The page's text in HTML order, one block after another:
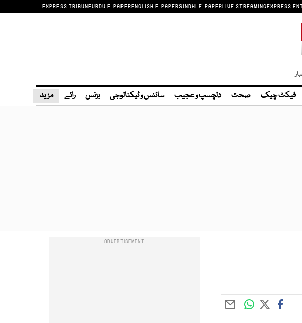
EXPRESS TRIBUNEURDU E-PAPERENGLISH E-PAPERSINDHI E-PAPERLIVE STREAMINGEXPRESS
فیکٹ چیک صحت دلچسپ و عجیب سائنس و ٹیکنالوجی بزنس رائے مزید